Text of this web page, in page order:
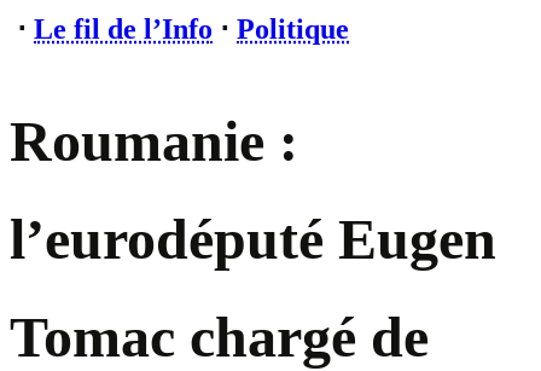
⋅ Le fil de l’Info ⋅ Politique
Roumanie :
l’eurodéputé Eugen
Tomac chargé de